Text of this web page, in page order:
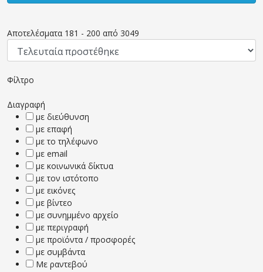
Αποτελέσματα 181 - 200 από 3049
Φίλτρο
Διαγραφή
με διεύθυνση
με επαφή
με το τηλέφωνο
με email
με κοινωνικά δίκτυα
με τον ιστότοπο
με εικόνες
με βίντεο
με συνημμένο αρχείο
με περιγραφή
με προϊόντα / προσφορές
με συμβάντα
Με ραντεβού